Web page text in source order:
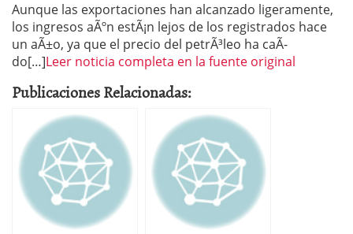
Aunque las exportaciones han alcanzado ligeramente,
los ingresos aÃºn estÃ¡n lejos de los registrados hace
un aÃ±o, ya que el precio del petrÃ³leo ha caÃ­
do[…]Leer noticia completa en la fuente original
Publicaciones Relacionadas: